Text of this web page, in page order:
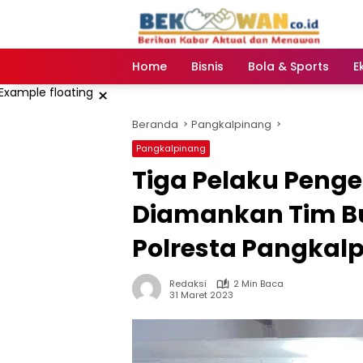
Home
Bisnis Bola & Sports
×
Beranda Pangkalpinang
Pangkalpinang
Tiga Pelaku
Diamankan Tim
Polresta
Redaksi
2 Min Baca
31 Maret 2023